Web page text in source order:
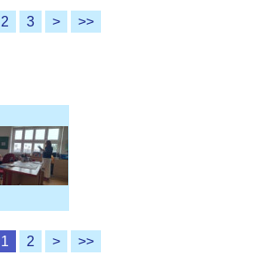
2 3 > >>
1 2 > >>